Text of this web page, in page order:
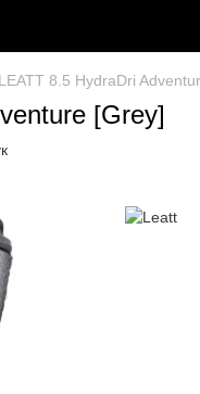
LEATT 8.5 HydraDri
[Grey]